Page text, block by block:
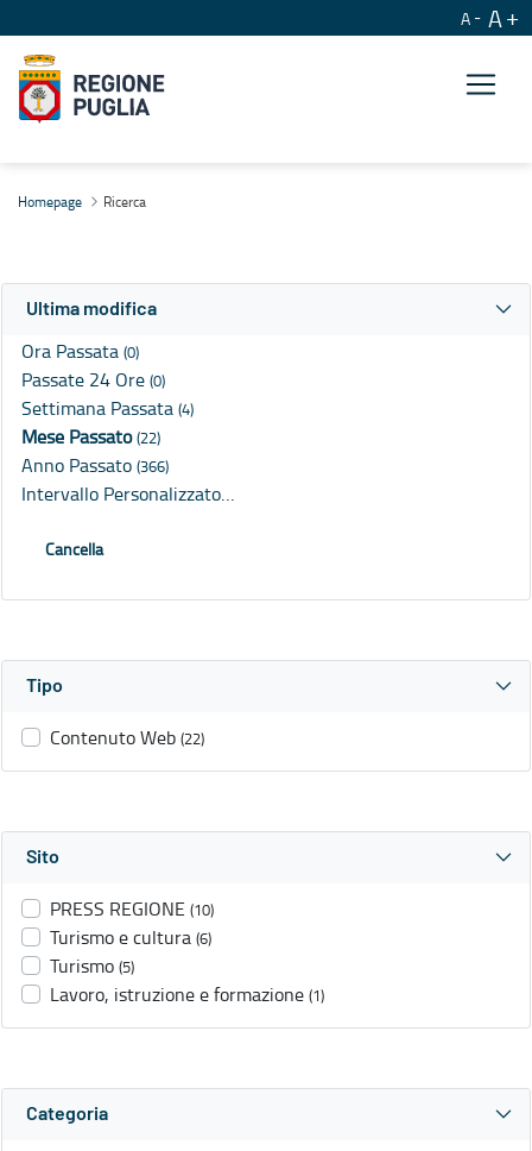
A A
Homepage Ricerca
Ultima modifica
Ora Passata (0)
Passate 24 Ore (0)
Settimana Passata (4)
Mese Passato(22)
Anno Passato (366)
Intervallo Personalizzato…
Cancella
Tipo
Contenuto Web (22)
Sito
PRESS REGIONE (10)
Turismo e cultura (6)
Turismo (5)
Lavoro, istruzione e formazione (1)
Categoria